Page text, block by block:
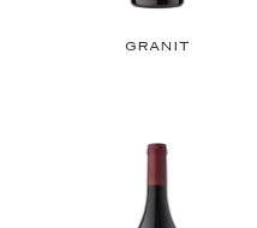
GRANIT